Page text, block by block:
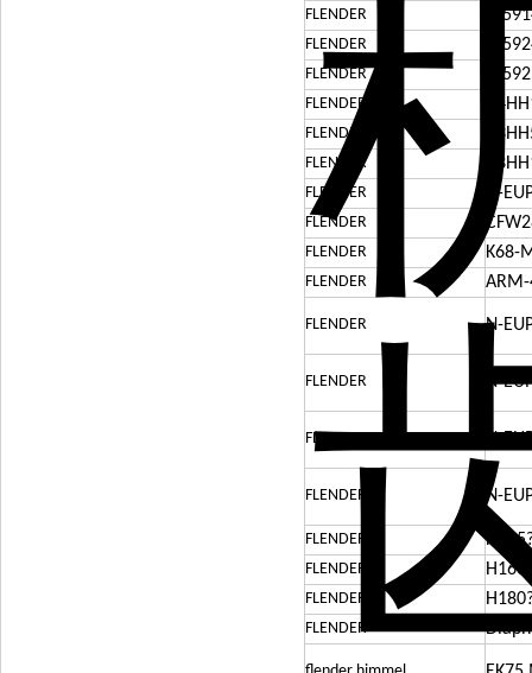
FLENDER
FLENDER
FLENDER
FLENDER
FLENDER
FLENDER
FLENDER N-
FLENDER
FLENDER K68-
FLENDER ARM-
FLENDER N-
FLENDER N-
FLENDER
FLENDER N-
FLENDER
FLENDER
FLENDER
FLENDER